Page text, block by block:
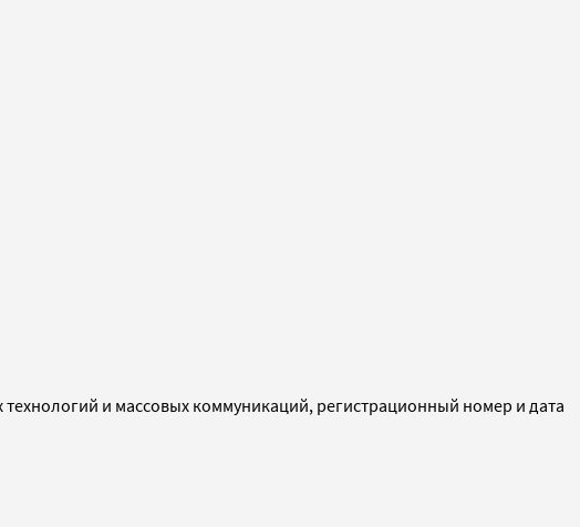
и массовых коммуникаций, регистрационный номер и дата